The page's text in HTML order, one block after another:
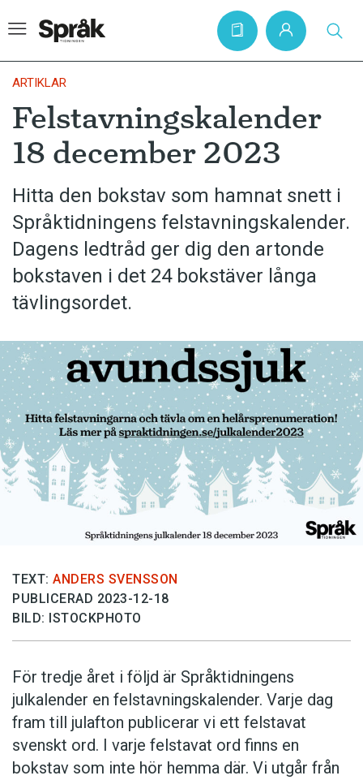
Hem
Artiklar
Krönikor
Språkfrågor
Skrivtips
Bokrecensioner
Kviss
Podden
Anmäl till språkpolisen
Föreslå nyord
Annonsera
Prenumerera
Läs Språktidningen digitalt
ARTIKLAR
Felstavningskalender
18 december 2023
Hitta den bokstav som hamnat snett i
Språktidningens felstavningskalender.
Dagens ledtråd ger dig den artonde
bokstaven i det 24 bokstäver långa
tävlingsordet.
TEXT: ANDERS SVENSSON
PUBLICERAD 2023-12-18
BILD: ISTOCKPHOTO
För tredje året i följd är Språktidningens
julkalender en felstavningskalender. Varje dag
fram till julafton publicerar vi ett felstavat
svenskt ord. I varje felstavat ord finns en
bokstav som inte hör hemma där. Vi utgår från